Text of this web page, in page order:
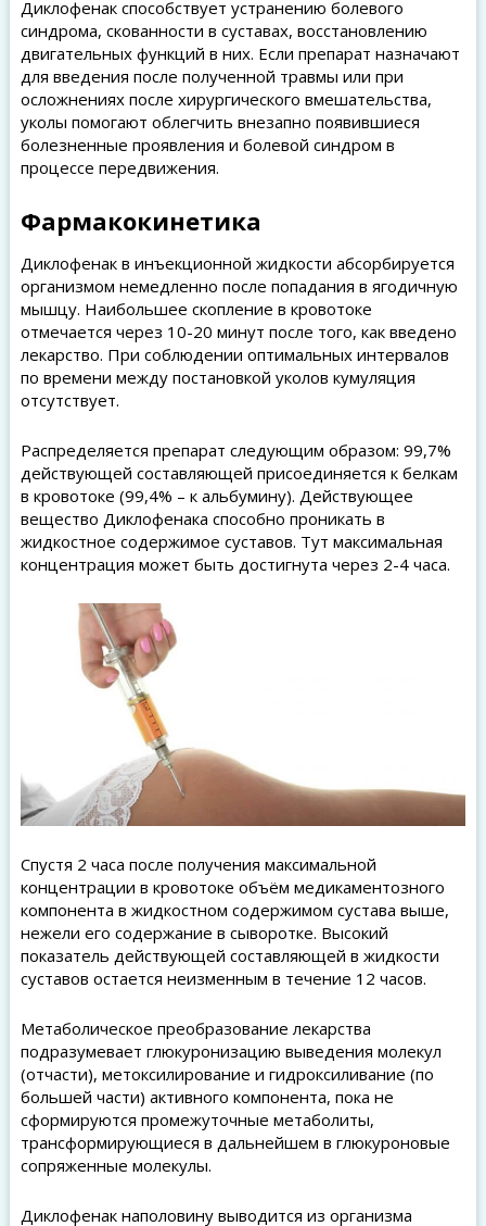
Диклофенак способствует устранению болевого
синдрома, скованности в суставах, восстановлению
двигательных функций в них. Если препарат назначают
для введения после полученной травмы или при
осложнениях после хирургического вмешательства,
уколы помогают облегчить внезапно появившиеся
болезненные проявления и болевой синдром в
процессе передвижения.
Фармакокинетика
Диклофенак в инъекционной жидкости абсорбируется
организмом немедленно после попадания в ягодичную
мышцу. Наибольшее скопление в кровотоке
отмечается через 10-20 минут после того, как введено
лекарство. При соблюдении оптимальных интервалов
по времени между постановкой уколов кумуляция
отсутствует.
Распределяется препарат следующим образом: 99,7%
действующей составляющей присоединяется к белкам
в кровотоке (99,4% – к альбумину). Действующее
вещество Диклофенака способно проникать в
жидкостное содержимое суставов. Тут максимальная
концентрация может быть достигнута через 2-4 часа.
Спустя 2 часа после получения максимальной
концентрации в кровотоке объём медикаментозного
компонента в жидкостном содержимом сустава выше,
нежели его содержание в сыворотке. Высокий
показатель действующей составляющей в жидкости
суставов остается неизменным в течение 12 часов.
Метаболическое преобразование лекарства
подразумевает глюкуронизацию выведения молекул
(отчасти), метоксилирование и гидроксиливание (по
большей части) активного компонента, пока не
сформируются промежуточные метаболиты,
трансформирующиеся в дальнейшем в глюкуроновые
сопряженные молекулы.
Диклофенак наполовину выводится из организма